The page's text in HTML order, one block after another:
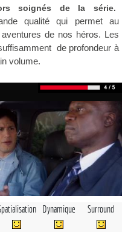
soignés de la série.
qualité qui permet au
de nos héros. Les
de profondeur à
volume.
Dynamique
Surround